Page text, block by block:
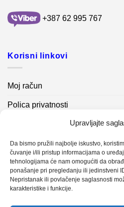
Upravljajte
Da bismo pružili najbolje iskustvo,
čuvanje i/ili pristup informacijama o
tehnologijama će nam omogućiti da
ponašanje pri pregledanju ili jedinstveni
Nepristanak ili povlačenje saglasnosti
karakteristike i funkcije.
+387 62 995 767
Korisni linkovi
Moj račun
Polica privatnosti
Kontakt info
Novosti